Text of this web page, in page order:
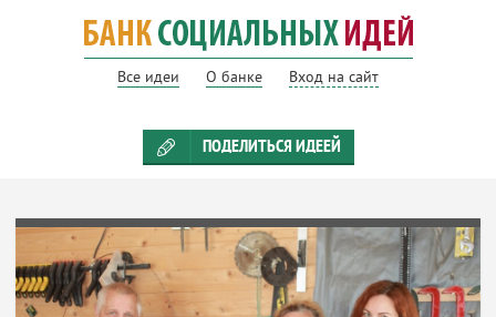
Все идеи О банке Вход на сайт
ПОДЕЛИТЬСЯ ИДЕЕЙ